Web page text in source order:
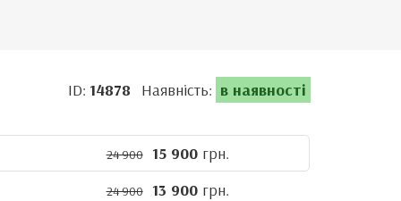
ID: 14878 Наявність: в наявності
24 900 15 900 грн.
24 900 13 900 грн.